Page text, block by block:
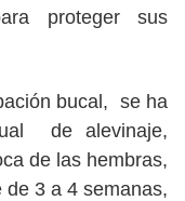
proteger sus
bucal, se ha
de alevinaje,
de las hembras,
3 a 4 semanas,